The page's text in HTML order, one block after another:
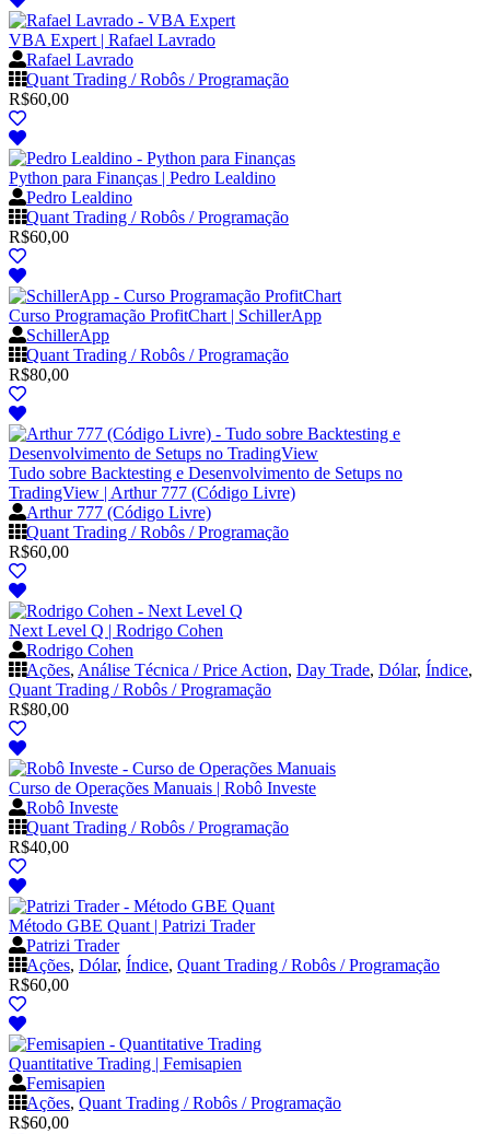
VBA Expert | Rafael Lavrado
Rafael Lavrado
Quant Trading / Robôs / Programação
R$60,00
Python para Finanças | Pedro Lealdino
Pedro Lealdino
Quant Trading / Robôs / Programação
R$60,00
Curso Programação ProfitChart | SchillerApp
SchillerApp
Quant Trading / Robôs / Programação
R$80,00
Tudo sobre Backtesting e Desenvolvimento de Setups no
TradingView | Arthur 777 (Código Livre)
Arthur 777 (Código Livre)
Quant Trading / Robôs / Programação
R$60,00
Next Level Q | Rodrigo Cohen
Rodrigo Cohen
Ações, Análise Técnica / Price Action, Day Trade, Dólar, Índice,
Quant Trading / Robôs / Programação
R$80,00
Curso de Operações Manuais | Robô Investe
Robô Investe
Quant Trading / Robôs / Programação
R$40,00
Método GBE Quant | Patrizi Trader
Patrizi Trader
Ações, Dólar, Índice, Quant Trading / Robôs / Programação
R$60,00
Quantitative Trading | Femisapien
Femisapien
Ações, Quant Trading / Robôs / Programação
R$60,00